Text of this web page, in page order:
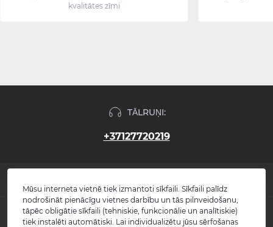
kvalitātes zīmi
TĀLRUŅI:
+37127720219
Jaunumi
Atsauksmes
POPULĀRS
Mūsu interneta vietnē tiek izmantoti sīkfaili. Sīkfaili palīdz
nodrošināt pienācīgu vietnes darbību un tās pilnveidošanu,
tāpēc obligātie sīkfaili (tehniskie, funkcionālie un analītiskie)
tiek instalēti automātiski. Lai individualizētu jūsu sērfošanas